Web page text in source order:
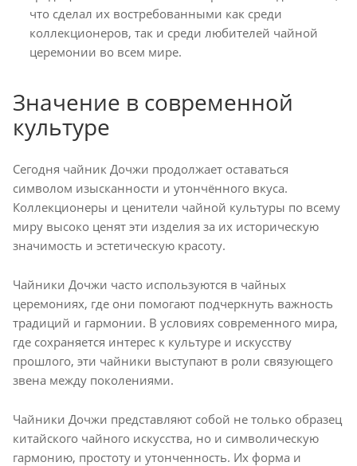
что сделал их востребованными как среди
коллекционеров, так и среди любителей чайной
церемонии во всем мире.
Значение в современной
культуре
Сегодня чайник Дочжи продолжает оставаться
символом изысканности и утончённого вкуса.
Коллекционеры и ценители чайной культуры по всему
миру высоко ценят эти изделия за их историческую
значимость и эстетическую красоту.
Чайники Дочжи часто используются в чайных
церемониях, где они помогают подчеркнуть важность
традиций и гармонии. В условиях современного мира,
где сохраняется интерес к культуре и искусству
прошлого, эти чайники выступают в роли связующего
звена между поколениями.
Чайники Дочжи представляют собой не только образец
китайского чайного искусства, но и символическую
гармонию, простоту и утонченность. Их форма и